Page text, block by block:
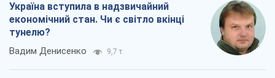
Україна вступила в надзвичайний
економічний стан. Чи є світло вкінці
тунелю?
Вадим Денисенко 9,7 т.